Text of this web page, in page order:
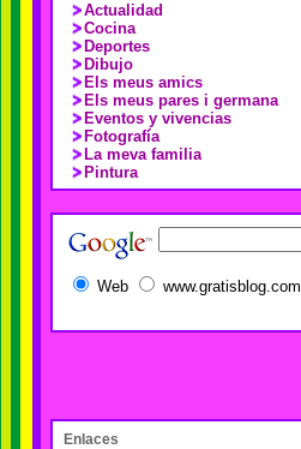
Actualidad
Cocina
Deportes
Dibujo
Els meus amics
Els meus pares i germana
Eventos y vivencias
Fotografía
La meva familia
Pintura
Web www.gratisblog.com
Enlaces